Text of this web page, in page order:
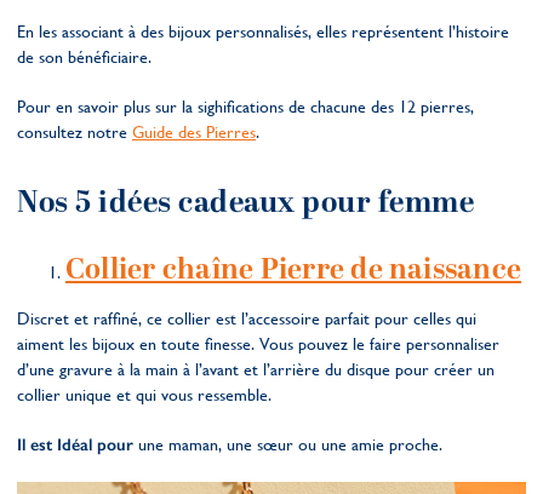
En les associant à des bijoux personnalisés, elles représentent l’histoire
de son bénéficiaire.
Pour en savoir plus sur la sighifications de chacune des 12 pierres,
consultez notre Guide des Pierres.
Nos 5 idées cadeaux pour femme
Collier chaîne Pierre de naissance
Discret et raffiné, ce collier est l’accessoire parfait pour celles qui
aiment les bijoux en toute finesse. Vous pouvez le faire personnaliser
d’une gravure à la main à l’avant et l’arrière du disque pour créer un
collier unique et qui vous ressemble.
Il est Idéal pour une maman, une sœur ou une amie proche.